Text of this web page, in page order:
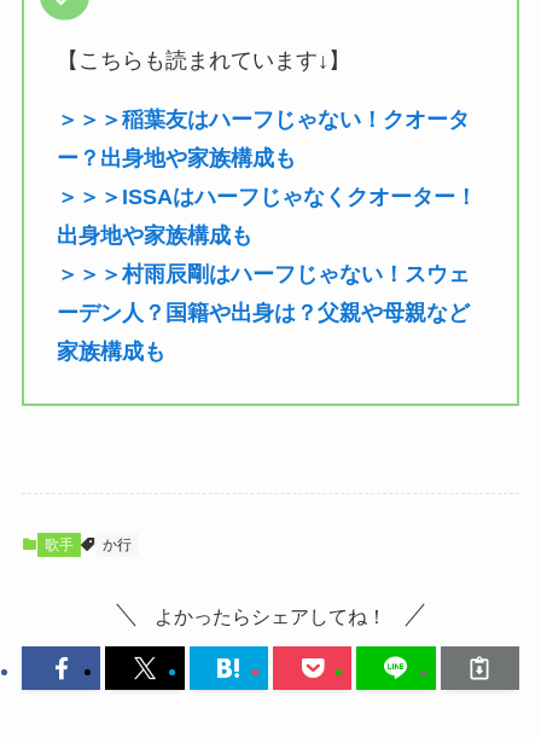
【こちらも読まれています↓】
＞＞＞稲葉友はハーフじゃない！クオータ
ー？出身地や家族構成も
＞＞＞ISSAはハーフじゃなくクオーター！
出身地や家族構成も
＞＞＞村雨辰剛はハーフじゃない！スウェ
ーデン人？国籍や出身は？父親や母親など
家族構成も
歌手 か行
よかったらシェアしてね！